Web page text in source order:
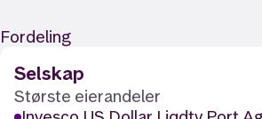
Fordeling
Selskap
Største eierandeler